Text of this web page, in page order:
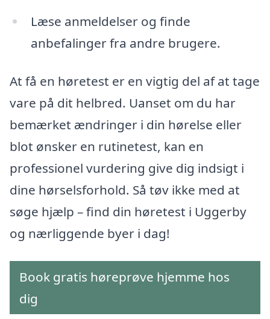
Læse anmeldelser og finde
anbefalinger fra andre brugere.
At få en høretest er en vigtig del af at tage
vare på dit helbred. Uanset om du har
bemærket ændringer i din hørelse eller
blot ønsker en rutinetest, kan en
professionel vurdering give dig indsigt i
dine hørselsforhold. Så tøv ikke med at
søge hjælp – find din høretest i Uggerby
og nærliggende byer i dag!
Book gratis høreprøve hjemme hos
dig